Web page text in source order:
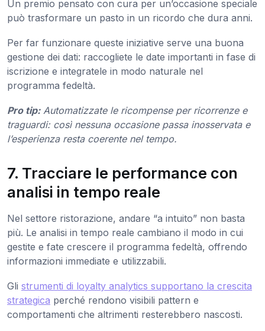
Un premio pensato con cura per un’occasione speciale
può trasformare un pasto in un ricordo che dura anni.
Per far funzionare queste iniziative serve una buona
gestione dei dati: raccogliete le date importanti in fase di
iscrizione e integratele in modo naturale nel
programma fedeltà.
Pro tip: Automatizzate le ricompense per ricorrenze e
traguardi: così nessuna occasione passa inosservata e
l’esperienza resta coerente nel tempo.
7. Tracciare le performance con
analisi in tempo reale
Nel settore ristorazione, andare “a intuito” non basta
più. Le analisi in tempo reale cambiano il modo in cui
gestite e fate crescere il programma fedeltà, offrendo
informazioni immediate e utilizzabili.
Gli strumenti di loyalty analytics supportano la crescita
strategica perché rendono visibili pattern e
comportamenti che altrimenti resterebbero nascosti.